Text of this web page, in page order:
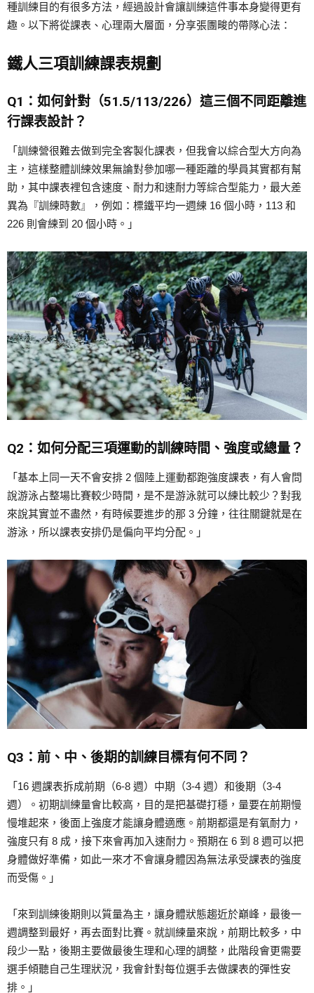
種訓練目的有很多方法，經過設計會讓訓練這件事本身變得更有
趣。以下將從課表、心理兩大層面，分享張團畯的帶隊心法：
鐵人三項訓練課表規劃
Q1：如何針對（51.5/113/226）這三個不同距離進
行課表設計？
「訓練營很難去做到完全客製化課表，但我會以綜合型大方向為
主，這樣整體訓練效果無論對參加哪一種距離的學員其實都有幫
助，其中課表裡包含速度、耐力和速耐力等綜合型能力，最大差
異為『訓練時數』，例如：標鐵平均一週練 16 個小時，113 和
226 則會練到 20 個小時。」
Q2：如何分配三項運動的訓練時間、強度或總量？
「基本上同一天不會安排 2 個陸上運動都跑強度課表，有人會問
說游泳占整場比賽較少時間，是不是游泳就可以練比較少？對我
來說其實並不盡然，有時候要進步的那 3 分鐘，往往關鍵就是在
游泳，所以課表安排仍是偏向平均分配。」
Q3：前、中、後期的訓練目標有何不同？
「16 週課表拆成前期（6-8 週）中期（3-4 週）和後期（3-4
週）。初期訓練量會比較高，目的是把基礎打穩，量要在前期慢
慢堆起來，後面上強度才能讓身體適應。前期都還是有氧耐力，
強度只有 8 成，接下來會再加入速耐力。預期在 6 到 8 週可以把
身體做好準備，如此一來才不會讓身體因為無法承受課表的強度
而受傷。」
「來到訓練後期則以質量為主，讓身體狀態趨近於巔峰，最後一
週調整到最好，再去面對比賽。就訓練量來說，前期比較多，中
段少一點，後期主要做最後生理和心理的調整，此階段會更需要
選手傾聽自己生理狀況，我會針對每位選手去做課表的彈性安
排。」